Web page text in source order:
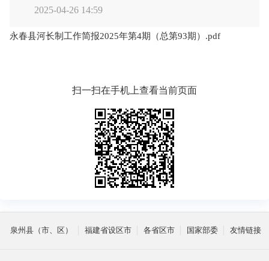
2025-04-26 14:59
永春县河长制工作简报2025年第4期（总第93期）.pdf
扫一扫在手机上查看当前页面
泉州县（市、区） 福建省设区市 各省区市 国家部委 友情链接